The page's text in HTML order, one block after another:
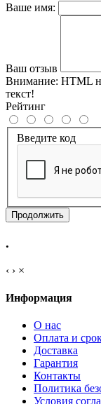
Ваше имя:
Ваш отзыв
Внимание: HTML
текст!
Рейтинг
Введите код
Продолжить
.
‹ › ×
Информация
О нас
Оплата и
Доставка
Гарантия
Контакты
Политика
Условия